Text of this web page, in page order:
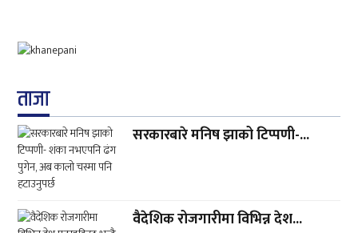
ताजा
सरकारबारे मनिष झाको टिप्पणी-...
वैदेशिक रोजगारीमा विभिन्न देश...